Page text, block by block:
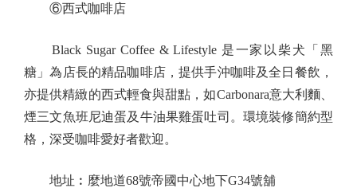
⑥西式咖啡店
Black Sugar Coffee & Lifestyle 是一家以柴犬「黑
糖」為店長的精品咖啡店，提供手沖咖啡及全日餐飲，
亦提供精緻的西式輕食與甜點，如Carbonara意大利麵、
煙三文魚班尼迪蛋及牛油果雞蛋吐司。環境裝修簡約型
格，深受咖啡愛好者歡迎。
地址︰麼地道68號帝國中心地下G34號舖